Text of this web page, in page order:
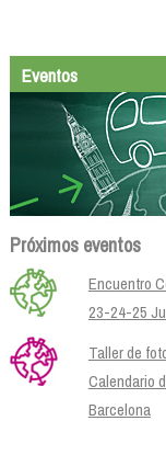
Eventos
Próximos eventos
Encuentro
23-24-25
Taller de
Calendario
Barcelona